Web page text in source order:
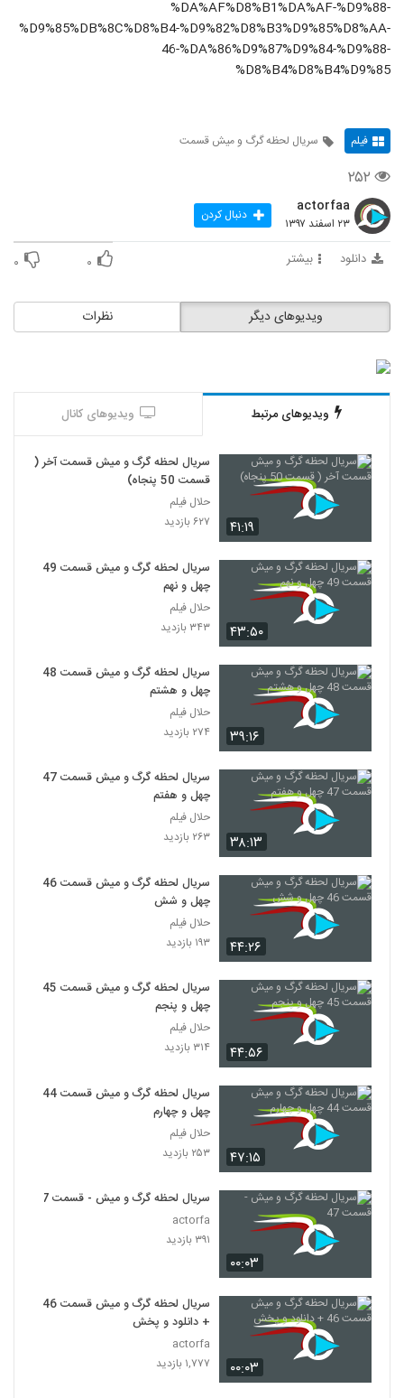
%DA%AF%D8%B1%DA%AF-%D9%88-
%D9%85%DB%8C%D8%B4-%D9%82%D8%B3%D9%85%D8%AA-
46-%DA%86%D9%87%D9%84-%D9%88-
%D8%B4%D8%B4%D9%85
فیلم سریال لحظه گرگ و میش قسمت
۲۵۲
actorfaa
۲۳ اسفند ۱۳۹۷ دنبال کردن
دانلود بیشتر ۰ ۰
نظرات ویدیوهای دیگر
ویدیوهای مرتبط ویدیوهای کانال
۴۱:۱۹
سریال لحظه گرگ و میش قسمت آخر (
قسمت 50 پنجاه)
حلال فیلم
۶۲۷ بازدید
۴۳:۵۰
سریال لحظه گرگ و میش قسمت 49
چهل و نهم
حلال فیلم
۳۴۳ بازدید
۳۹:۱۶
سریال لحظه گرگ و میش قسمت 48
چهل و هشتم
حلال فیلم
۲۷۴ بازدید
۳۸:۱۳
سریال لحظه گرگ و میش قسمت 47
چهل و هفتم
حلال فیلم
۲۶۳ بازدید
۴۴:۲۶
سریال لحظه گرگ و میش قسمت 46
چهل و شش
حلال فیلم
۱۹۳ بازدید
۴۴:۵۶
سریال لحظه گرگ و میش قسمت 45
چهل و پنجم
حلال فیلم
۳۱۴ بازدید
۴۷:۱۵
سریال لحظه گرگ و میش قسمت 44
چهل و چهارم
حلال فیلم
۲۵۳ بازدید
۰۰:۰۳
سریال لحظه گرگ و میش - قسمت 47
actorfa
۳۹۱ بازدید
۰۰:۰۳
سریال لحظه گرگ و میش قسمت 46
+ دانلود و پخش
actorfa
۱,۷۷۷ بازدید